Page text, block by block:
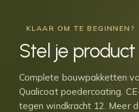
KLAAR OM TE BEGINNEN?
Stel je
Complete bouwpakketten
Qualicoat poedercoating.
tegen windkracht 12. Meer